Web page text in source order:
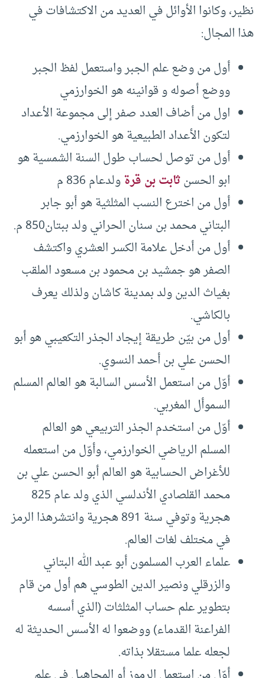
نظير، وكانوا الأوائل في العديد من الاكتشافات في
هذا المجال:
أول من وضع علم الجبر واستعمل لفظ الجبر
ووضع أصوله و قوانينه هو الخوارزمي
اول من أضاف العدد صفر إلى مجموعة الأعداد
لتكون الأعداد الطبيعية هو الخوارزمي.
أول من توصل لحساب طول السنة الشمسية هو
ابو الحسنثابت بن قرةولدعام 836 م
أول من اخترع النسب المثلثية هو أبو جابر
البتاني محمد بن سنان الحراني ولد ببتان850 م.
أول من أدخل علامة الكسر العشري واكتشف
الصفر هو جمشيد بن محمود بن مسعود الملقب
بغياث الدين ولد بمدينة كاشان ولذلك يعرف
بالكاشي.
أول من بيّن طريقة إيجاد الجذر التكعيبي هو أبو
الحسن علي بن أحمد النسوي.
أوّل من استعمل الأسس السالبة هو العالم المسلم
السموأل المغربي.
أوّل من استخدم الجذر التربيعي هو العالم
المسلم الرياضي الخوارزمي، وأوّل من استعمله
للأغراض الحسابية هو العالم أبو الحسن علي بن
محمد القلصادي الأندلسي الذي ولد عام 825
هجرية وتوفي سنة 891 هجرية وانتشرهذا الرمز
في مختلف لغات العالم.
علماء العرب المسلمون أبو عبد الله البتاني
والزرقلي ونصير الدين الطوسي هم أول من قام
بتطوير علم حساب المثلثات (الذي أسسه
الفراعنة القدماء) ووضعوا له الأسس الحديثة له
لجعله علما مستقلا بذاته.